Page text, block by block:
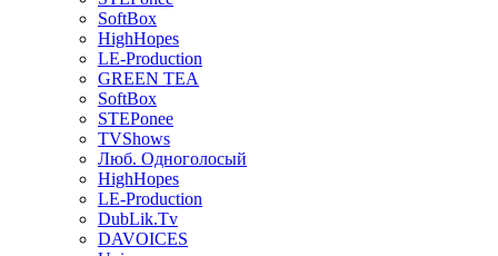
SoftBox
HighHopes
LE-Production
GREEN TEA
SoftBox
STEPonee
TVShows
Люб. Одноголосый
HighHopes
LE-Production
DubLik.Tv
DAVOICES